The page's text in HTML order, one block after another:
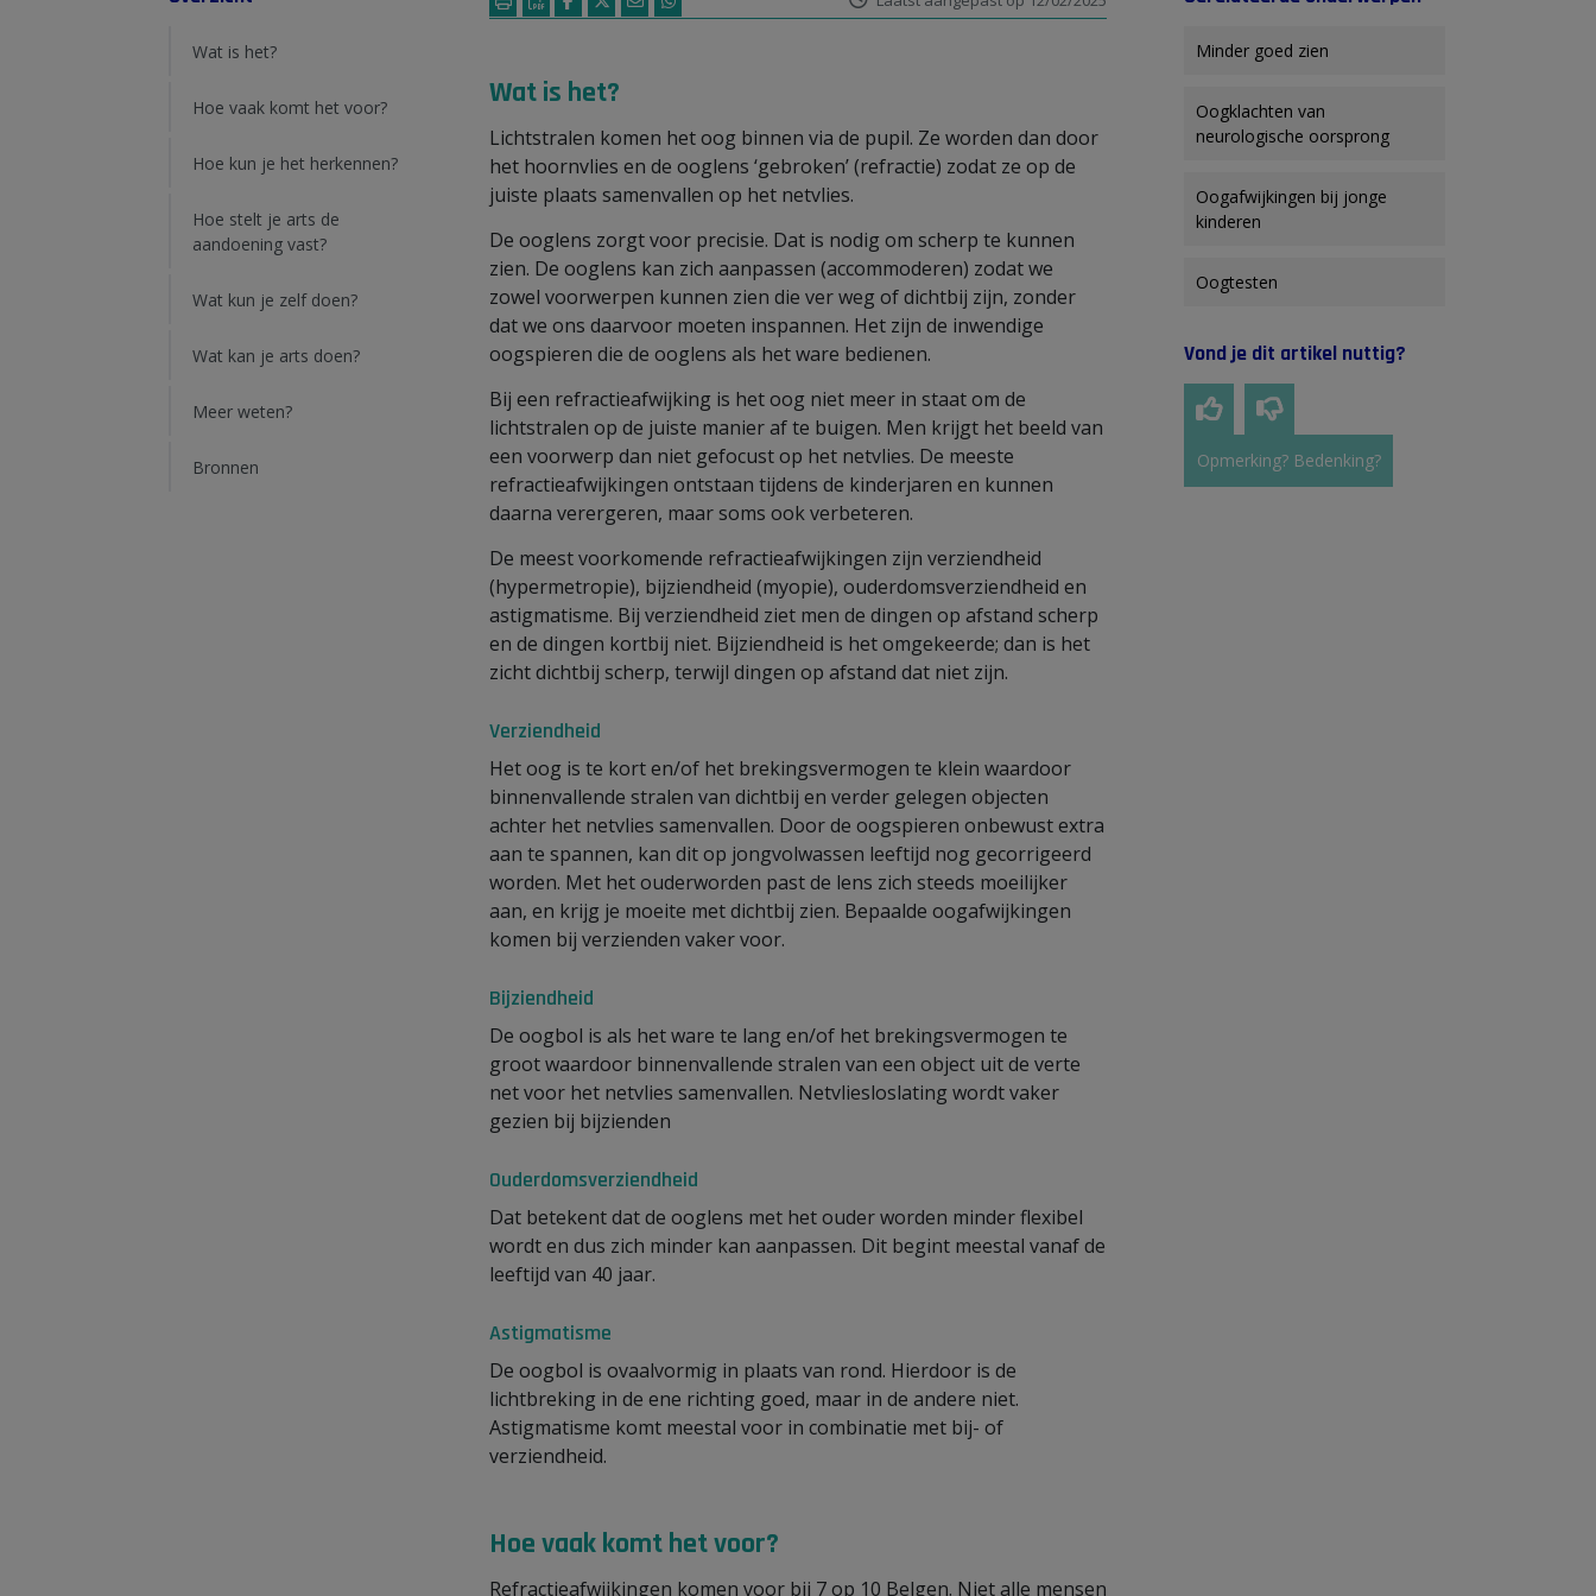
Wat is het?
Hoe vaak komt het voor?
Hoe kun je het herkennen?
Hoe stelt je arts de
aandoening vast?
Wat kun je zelf doen?
Wat kan je arts doen?
Meer weten?
Bronnen
Wat is het?
Lichtstralen komen het oog binnen via de pupil. Ze worden dan door
het hoornvlies en de ooglens ‘gebroken’ (refractie) zodat ze op de
juiste plaats samenvallen op het netvlies.
De ooglens zorgt voor precisie. Dat is nodig om scherp te kunnen
zien. De ooglens kan zich aanpassen (accommoderen) zodat we
zowel voorwerpen kunnen zien die ver weg of dichtbij zijn, zonder
dat we ons daarvoor moeten inspannen. Het zijn de inwendige
oogspieren die de ooglens als het ware bedienen.
Bij een refractieafwijking is het oog niet meer in staat om de
lichtstralen op de juiste manier af te buigen. Men krijgt het beeld van
een voorwerp dan niet gefocust op het netvlies. De meeste
refractieafwijkingen ontstaan tijdens de kinderjaren en kunnen
daarna verergeren, maar soms ook verbeteren.
De meest voorkomende refractieafwijkingen zijn verziendheid
(hypermetropie), bijziendheid (myopie), ouderdomsverziendheid en
astigmatisme. Bij verziendheid ziet men de dingen op afstand scherp
en de dingen kortbij niet. Bijziendheid is het omgekeerde; dan is het
zicht dichtbij scherp, terwijl dingen op afstand dat niet zijn.
Verziendheid
Het oog is te kort en/of het brekingsvermogen te klein waardoor
binnenvallende stralen van dichtbij en verder gelegen objecten
achter het netvlies samenvallen. Door de oogspieren onbewust extra
aan te spannen, kan dit op jongvolwassen leeftijd nog gecorrigeerd
worden. Met het ouderworden past de lens zich steeds moeilijker
aan, en krijg je moeite met dichtbij zien. Bepaalde oogafwijkingen
komen bij verzienden vaker voor.
Bijziendheid
De oogbol is als het ware te lang en/of het brekingsvermogen te
groot waardoor binnenvallende stralen van een object uit de verte
net voor het netvlies samenvallen. Netvliesloslating wordt vaker
gezien bij bijzienden
Ouderdomsverziendheid
Dat betekent dat de ooglens met het ouder worden minder flexibel
wordt en dus zich minder kan aanpassen. Dit begint meestal vanaf de
leeftijd van 40 jaar.
Astigmatisme
De oogbol is ovaalvormig in plaats van rond. Hierdoor is de
lichtbreking in de ene richting goed, maar in de andere niet.
Astigmatisme komt meestal voor in combinatie met bij- of
verziendheid.
Hoe vaak komt het voor?
Refractieafwijkingen komen voor bij 7 op 10 Belgen. Niet alle mensen
Minder goed zien
Oogklachten van
neurologische oorsprong
Oogafwijkingen bij jonge
kinderen
Oogtesten
Vond je dit artikel nuttig?
Opmerking? Bedenking?